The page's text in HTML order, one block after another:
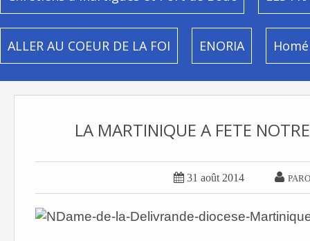
ALLER AU COEUR DE LA FOI ENORIA
LA MARTINIQUE A FETE
 31 août 2014 